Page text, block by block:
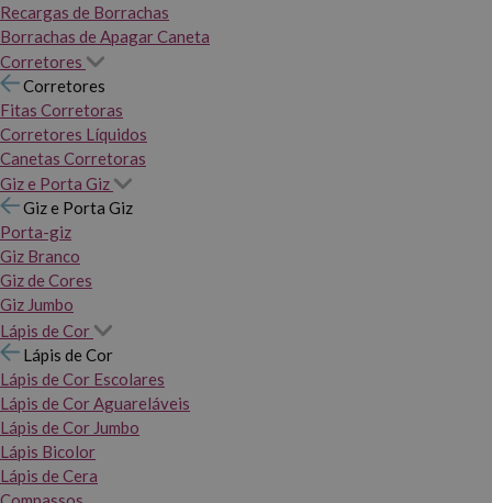
Recargas de Borrachas
Borrachas de Apagar Caneta
Corretores
Corretores
Fitas Corretoras
Corretores Líquidos
Canetas Corretoras
Giz e Porta Giz
Giz e Porta Giz
Porta-giz
Giz Branco
Giz de Cores
Giz Jumbo
Lápis de Cor
Lápis de Cor
Lápis de Cor Escolares
Lápis de Cor Aguareláveis
Lápis de Cor Jumbo
Lápis Bicolor
Lápis de Cera